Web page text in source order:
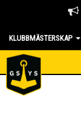
KLUBBMÄSTERSKAP
KLUBBMÄSTERSKAP